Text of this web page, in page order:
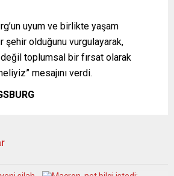
uyum ve birlikte yaşam
şehir olduğunu vurgulayarak,
toplumsal bir fırsat olarak
mesajını verdi.